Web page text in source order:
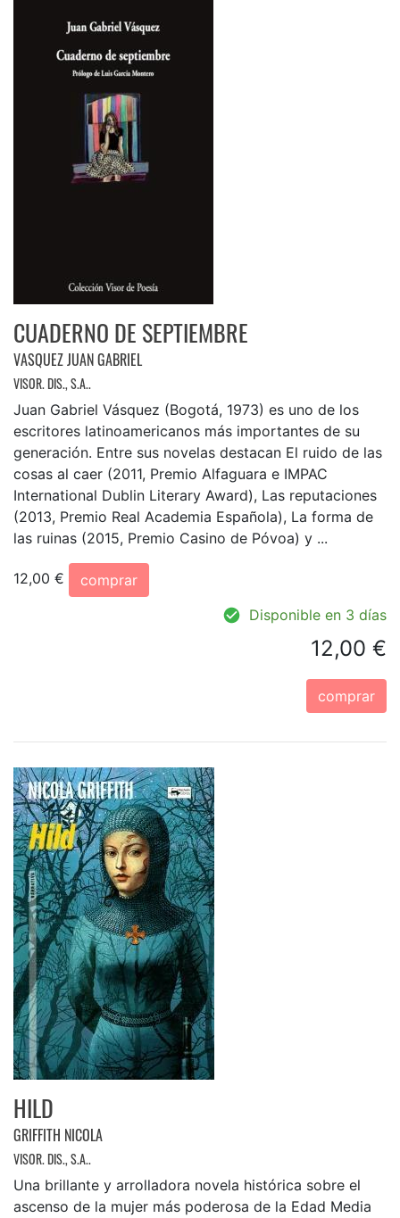
CUADERNO DE SEPTIEMBRE
VASQUEZ JUAN GABRIEL
VISOR. DIS., S.A..
Juan Gabriel Vásquez (Bogotá, 1973) es uno de los
escritores latinoamericanos más importantes de su
generación. Entre sus novelas destacan El ruido de las
cosas al caer (2011, Premio Alfaguara e IMPAC
International Dublin Literary Award), Las reputaciones
(2013, Premio Real Academia Española), La forma de
las ruinas (2015, Premio Casino de Póvoa) y ...
12,00 €
comprar
Disponible en 3 días
12,00 €
comprar
HILD
GRIFFITH NICOLA
VISOR. DIS., S.A..
Una brillante y arrolladora novela histórica sobre el
ascenso de la mujer más poderosa de la Edad Media